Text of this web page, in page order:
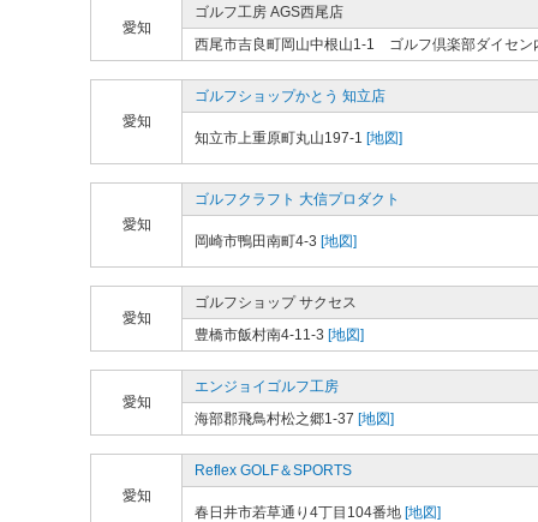
愛知
ゴルフ工房 AGS西尾店
西尾市吉良町岡山中根山1-1 ゴルフ倶楽部ダイセン
愛知
ゴルフショップかとう 知立店
知立市上重原町丸山197-1 [地図]
愛知
ゴルフクラフト 大信プロダクト
岡崎市鴨田南町4-3 [地図]
愛知
ゴルフショップ サクセス
豊橋市飯村南4-11-3 [地図]
愛知
エンジョイゴルフ工房
海部郡飛鳥村松之郷1-37 [地図]
愛知
Reflex GOLF＆SPORTS
春日井市若草通り4丁目104番地 [地図]